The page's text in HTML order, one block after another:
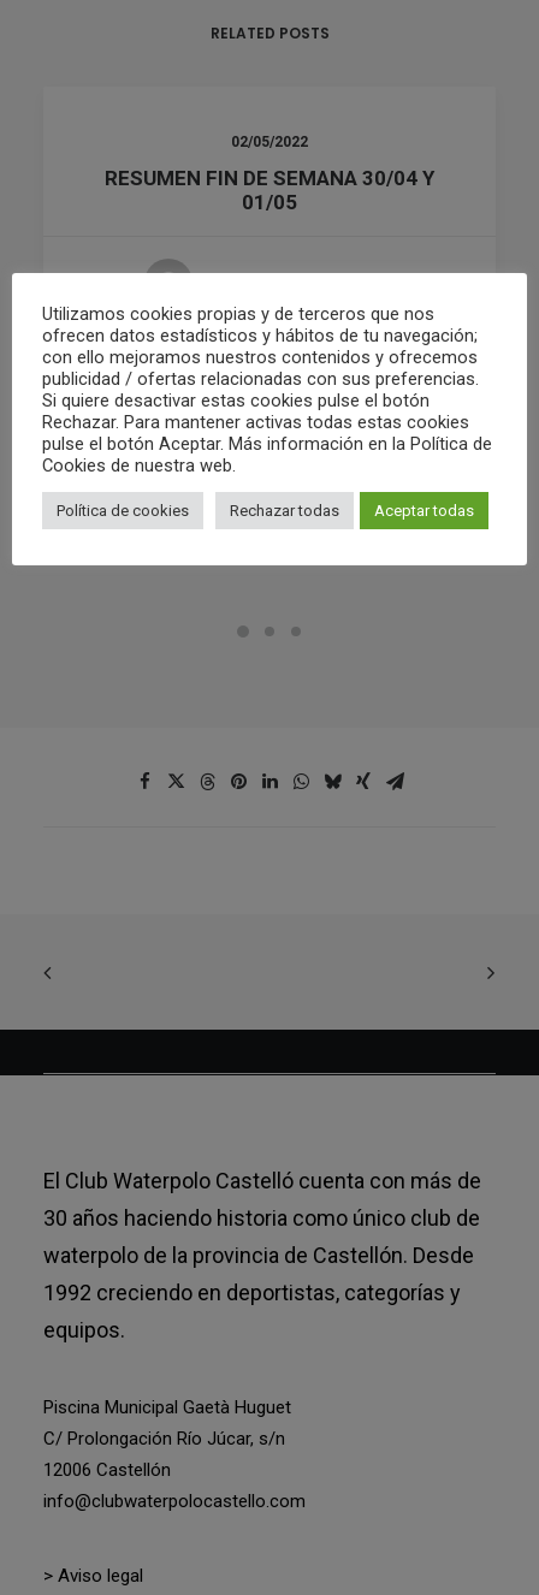
RELATED POSTS
02/05/2022
RESUMEN FIN DE SEMANA 30/04 Y
01/05
El Club Waterpolo Castelló cuenta con más de
30 años haciendo historia como único club de
waterpolo de la provincia de Castellón. Desde
1992 creciendo en deportistas, categorías y
equipos.
Piscina Municipal Gaetà Huguet
C/ Prolongación Río Júcar, s/n
12006 Castellón
info@clubwaterpolocastello.com
> Aviso legal
Utilizamos cookies propias y de terceros que nos
ofrecen datos estadísticos y hábitos de tu navegación;
con ello mejoramos nuestros contenidos y ofrecemos
publicidad / ofertas relacionadas con sus preferencias.
Si quiere desactivar estas cookies pulse el botón
Rechazar. Para mantener activas todas estas cookies
pulse el botón Aceptar. Más información en la Política de
Cookies de nuestra web.
Política de cookies Rechazar todas Aceptar todas